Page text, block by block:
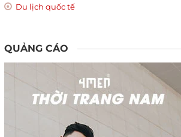
Du lịch quốc tế
QUẢNG CÁO